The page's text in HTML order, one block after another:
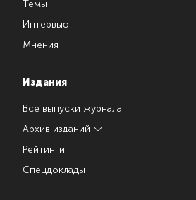
Темы
Интервью
Мнения
Издания
Все выпуски журнала
Архив изданий
Рейтинги
Спецдоклады